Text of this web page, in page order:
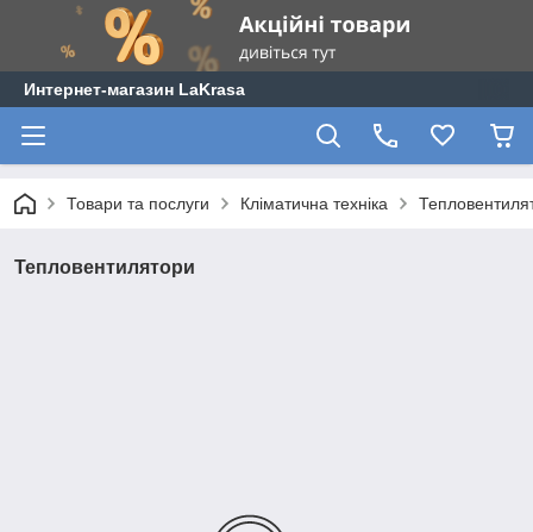
Интернет-магазин LaKrasa
Товари та послуги Кліматична техніка
Тепловентилятори